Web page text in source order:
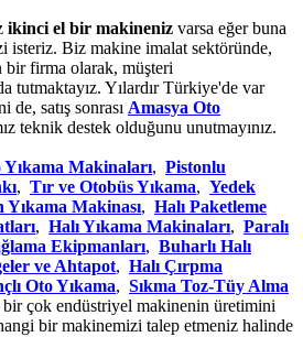
ikinci el bir makineniz varsa eğer buna
isteriz. Biz makine imalat sektöründe,
bir firma olarak, müşteri
tutmaktayız. Yılardır Türkiye'de var
de, satış sonrası Amasya Oto
teknik destek olduğunu unutmayınız.
Yıkama Makinaları, Pistonlu
, Tır ve Otobüs Yıkama, Yedek
Yıkama Makinası, Halı Paketleme
, Halı Yıkama Makinaları, Paralı
Ekipmanları, Buharlı Halı
ve Ahtapot, Halı Çırpma
Oto Yıkama, Sıkma Toz-Tüy Alma
çok endüstriyel makinenin üretimini
bir makinemizi talep etmeniz halinde